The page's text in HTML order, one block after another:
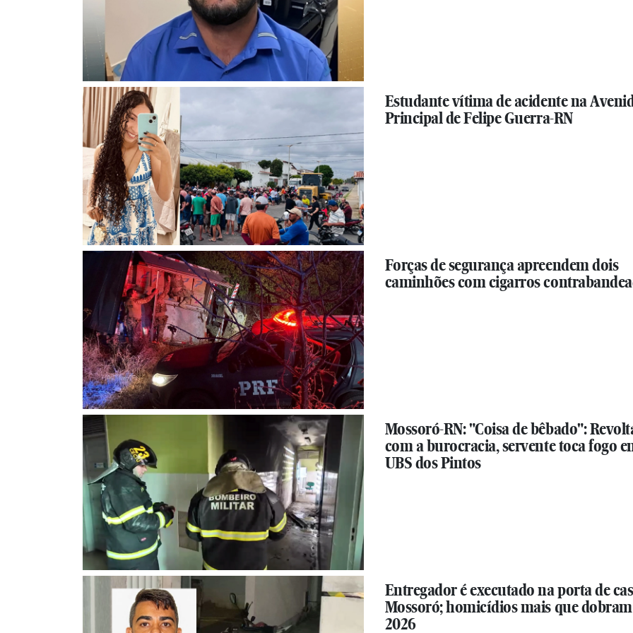
Estudante vítima de acidente na
Principal de Felipe Guerra-RN
Forças de segurança apreendem dois
caminhões com cigarros
Mossoró-RN: "Coisa de bêbado":
com a burocracia, servente toca fogo
UBS dos Pintos
Entregador é executado na porta de
Mossoró; homicídios mais que
2026